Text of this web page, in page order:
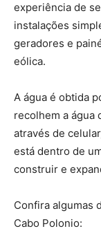
experiência de
instalações
geradores e
eólica.
A água é obtida
recolhem a água
através de
está dentro de
construir e
Confira algumas
Cabo Polonio: